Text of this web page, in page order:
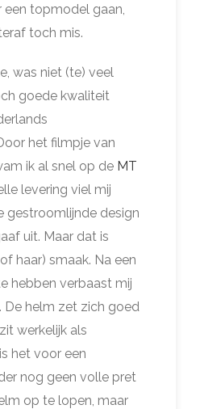
topmodel gaan,
toch mis.
was niet (te) veel
goede kwaliteit
het filmpje van
ik al snel op de MT
levering viel mij
gestroomlijnde design
uit. Maar dat is
haar) smaak. Na een
hebben verbaast mij
De helm zet zich goed
werkelijk als
het voor een
nog geen volle pret
op te lopen, maar